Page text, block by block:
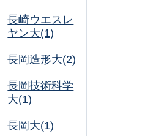
長崎ウエスレ
ヤン大(1)
長岡造形大(2)
長岡技術科学
大(1)
長岡大(1)